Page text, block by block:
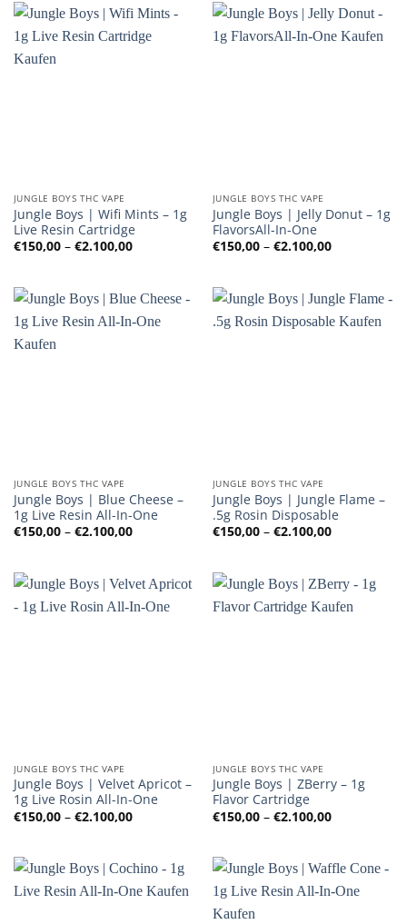
JUNGLE BOYS THC VAPE
Jungle Boys | Wifi Mints – 1g
Live Resin Cartridge
€150,00 – €2.100,00Preisspanne:
JUNGLE BOYS THC VAPE
Jungle Boys | Jelly Donut – 1g
FlavorsAll-In-One
€150,00 – €2.100,00
JUNGLE BOYS THC VAPE
Jungle Boys | Blue Cheese –
1g Live Resin All-In-One
€150,00 – €2.100,00Preisspanne:
€150,00
JUNGLE BOYS THC VAPE
Jungle Boys | Jungle Flame –
.5g Rosin Disposable
€150,00 – €2.100,00
€150,00
JUNGLE BOYS THC VAPE
Jungle Boys | Velvet Apricot –
1g Live Rosin All-In-One
€150,00 – €2.100,00Preisspanne:
€150,00
JUNGLE BOYS THC VAPE
Jungle Boys | ZBerry – 1g
Flavor Cartridge
€150,00 – €2.100,00
€150,00